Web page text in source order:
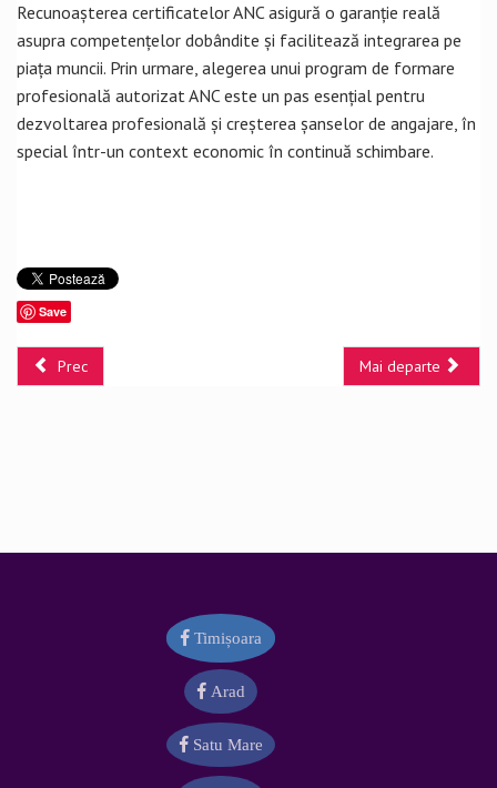
Recunoașterea certificatelor ANC asigură o garanție reală
asupra competențelor dobândite și facilitează integrarea pe
piața muncii. Prin urmare, alegerea unui program de formare
profesională autorizat ANC este un pas esențial pentru
dezvoltarea profesională și creșterea șanselor de angajare, în
special într-un context economic în continuă schimbare.
Save
Prec Mai departe
Timișoara
Arad
Satu Mare